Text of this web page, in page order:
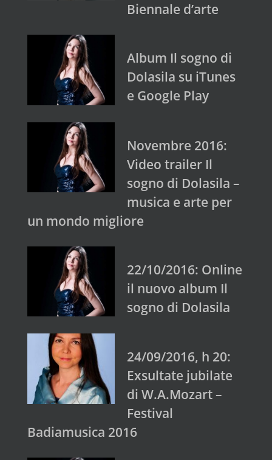
Biennale d’arte
Album Il sogno di
Dolasila su iTunes
e Google Play
Novembre 2016:
Video trailer Il
sogno di Dolasila –
musica e arte per
un mondo migliore
22/10/2016: Online
il nuovo album Il
sogno di Dolasila
24/09/2016, h 20:
Exsultate jubilate
di W.A.Mozart –
Festival
Badiamusica 2016